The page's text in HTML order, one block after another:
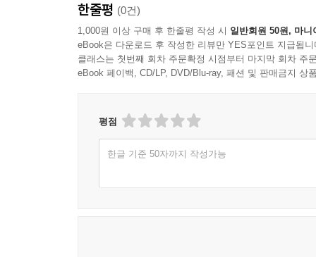
한줄평 (0건)
1,000원 이상 구매 후 한줄평 작성 시 일반회원 50원, 마니
eBook은 다운로드 후 작성한 리뷰만 YES포인트 지급됩니
클래스는 첫번째 회차 주문확정 시점부터 마지막 회차 주
eBook 페이백, CD/LP, DVD/Blu-ray, 패션 및 판매금지 상
평점
한글 기준 50자까지 작성가능